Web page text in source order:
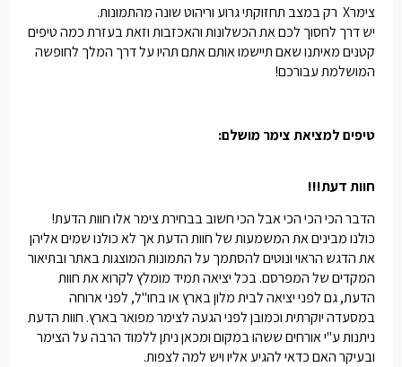
צימרX רק במצב תחזוקתי גרוע וריהוט שונה מהתמונות.
יש דרך לחסוך לכם את הכשלונות והאכזבות וזאת בעזרת כמה טיפים
קטנים מאיתנו שאם תיישמו אותם אתם תהיו על דרך המלך לחופשה
המושלמת עבורכם!
טיפים למציאת צימר מושלם:
חוות דעת!!!
הדבר הכי הכי הכי אבל הכי חשוב בבחירת צימר אלו חוות הדעת!
כולנו מבינים את המשמעות של חוות הדעת אך לא כולנו שמים אליהן
את הדגש הראוי ונוטים להסתמך על התמונות המוצגות באתר ובתיאור
המקדים של המפרסם. בכל יציאה תמיד מומלץ לקרוא את חוות
הדעת, גם לפני יציאה לבית מלון בארץ או בחו"ל, לפני ארוחה
במסעדה יוקרתית וכמובן לפני הגעה לצימר מפואר בארץ. חוות הדעת
ניתנות ע"י אורחים ששהו במקום ומכאן ניתן ללמוד הרבה על הצימר
ובעיקר האם כדאי להגיע אליו ויש למה לצפות.